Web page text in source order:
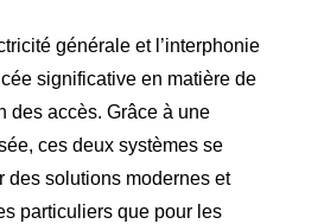
générale et l’interphonie
significative en matière de
des accès. Grâce à une
ces deux systèmes se
des solutions modernes et
particuliers que pour les